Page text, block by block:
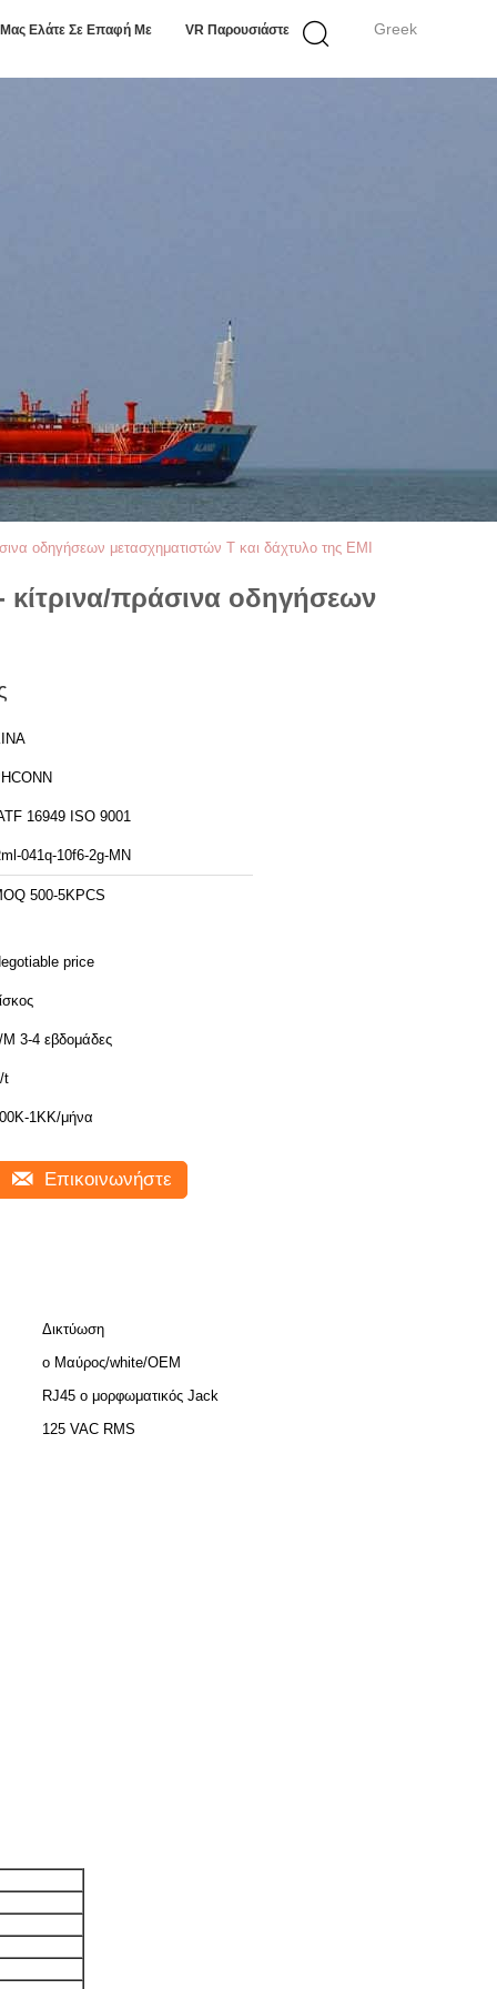
Greek
Μας Ελάτε Σε Επαφή Με VR Παρουσιάστε
οδηγήσεων μετασχηματιστών Τ και δάχτυλο της EMI
πράσινα οδηγήσεων
IATF 16949 ISO 9001
041q-10f6-2g-ΜΝ
500-5KPCS
price
M 3-4 εβδομάδες
t
1KK/μήνα
Επικοινωνήστε
Δικτύωση
ο Μαύρος/white/OEM
RJ45 ο μορφωματικός Jack
125 VAC RMS